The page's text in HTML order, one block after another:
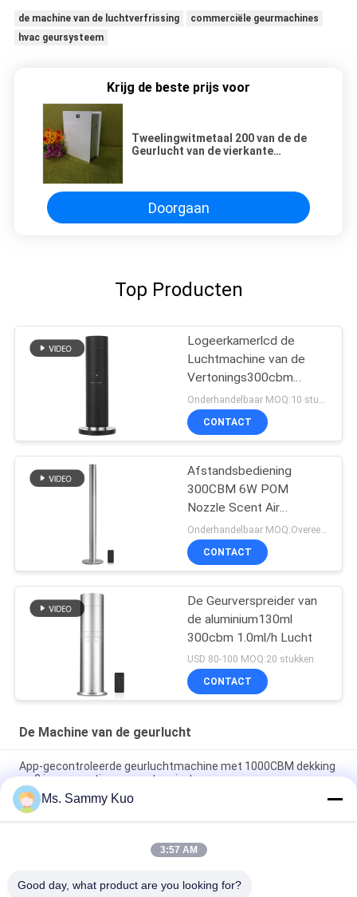
de machine van de luchtverfrissing
commerciële geurmachines
hvac geursysteem
Krijg de beste prijs voor
Tweelingwitmetaal 200 van de de
Geurlucht van de vierkante
met binnenventilator voor Merk
winkeltDoorgaan
Top Producten
Logeerkamerlcd de
Luchtmachine van de
Vertonings300cbm
120ml Geur
CONTACT
Afstandsbediening
300CBM 6W POM
Nozzle Scent Air
Machine
CONTACT
De Geurverspreider van
de aluminium130ml
300cbm 1.0ml/h Lucht
USD 80-100 MOQ:20 stukken
CONTACT
De Machine van de geurlucht
App-gecontroleerde geurluchtmachine met 1000CBM dekking
en 2 jaar garantie voor grote ruimtes
App-gecontroleerde geurluchtmachine met 500CBM-dekking
en duurzame metalen schel voor commercieel gebruik
WIFI 4G APP-bediening 150 ml capaciteit Stille werking
Ms. Sammy Kuo
3:57 AM
Good day, what product are you looking for?